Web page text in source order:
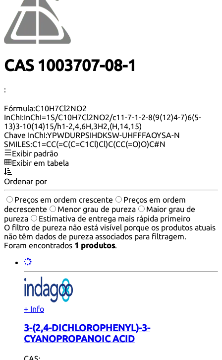
CAS 1003707-08-1
:
Fórmula:C10H7Cl2NO2
InChI:InChI=1S/C10H7Cl2NO2/c11-7-1-2-8(9(12)4-7)6(5-
13)3-10(14)15/h1-2,4,6H,3H2,(H,14,15)
Chave InChI:YPWDURPSIHDKSW-UHFFFAOYSA-N
SMILES:C1=CC(=C(C=C1Cl)Cl)C(CC(=O)O)C#N
Exibir padrão
Exibir em tabela
Ordenar por
Preços em ordem crescente
Preços em ordem
decrescente
Menor grau de pureza
Maior grau de
pureza
Estimativa de entrega mais rápida primeiro
O filtro de pureza não está visível porque os produtos atuais
não têm dados de pureza associados para filtragem.
Foram encontrados 1 produtos.
+ Info
3-(2,4-DICHLOROPHENYL)-3-
CYANOPROPANOIC ACID